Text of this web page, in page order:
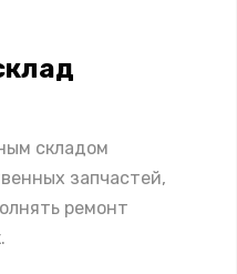
складом
запчастей,
ремонт